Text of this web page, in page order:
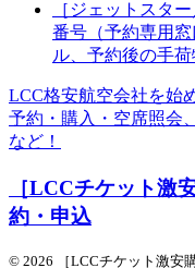
［ジェットスタ
番号（予約専用
ル、予約後の手
LCC格安航空会社を始
予約・購入・空席照会
など！
［LCCチケット激
約・申込
© 2026 ［LCCチケット激安